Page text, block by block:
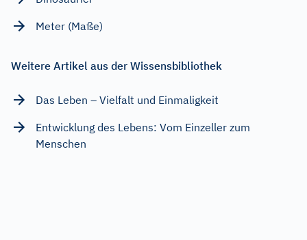
Meter (Maße)
Weitere Artikel aus der Wissensbibliothek
Das Leben – Vielfalt und Einmaligkeit
Entwicklung des Lebens: Vom Einzeller zum
Menschen